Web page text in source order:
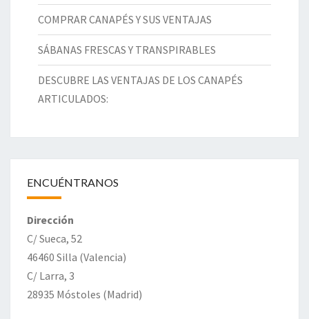
COMPRAR CANAPÉS Y SUS VENTAJAS
SÁBANAS FRESCAS Y TRANSPIRABLES
DESCUBRE LAS VENTAJAS DE LOS CANAPÉS
ARTICULADOS:
ENCUÉNTRANOS
Dirección
C/ Sueca, 52
46460 Silla (Valencia)
C/ Larra, 3
28935 Móstoles (Madrid)